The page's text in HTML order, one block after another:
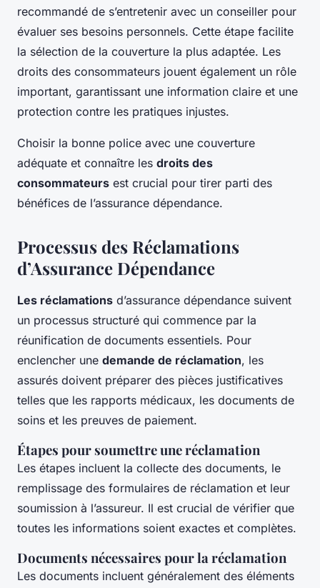
recommandé de s’entretenir avec un conseiller pour
évaluer ses besoins personnels. Cette étape facilite
la sélection de la couverture la plus adaptée. Les
droits des consommateurs jouent également un rôle
important, garantissant une information claire et une
protection contre les pratiques injustes.
Choisir la bonne police avec une couverture
adéquate et connaître les droits des
consommateurs est crucial pour tirer parti des
bénéfices de l’assurance dépendance.
Processus des Réclamations
d’Assurance Dépendance
Les réclamations d’assurance dépendance suivent
un processus structuré qui commence par la
réunification de documents essentiels. Pour
enclencher une demande de réclamation, les
assurés doivent préparer des pièces justificatives
telles que les rapports médicaux, les documents de
soins et les preuves de paiement.
Étapes pour soumettre une réclamation
Les étapes incluent la collecte des documents, le
remplissage des formulaires de réclamation et leur
soumission à l’assureur. Il est crucial de vérifier que
toutes les informations soient exactes et complètes.
Documents nécessaires pour la réclamation
Les documents incluent généralement des éléments